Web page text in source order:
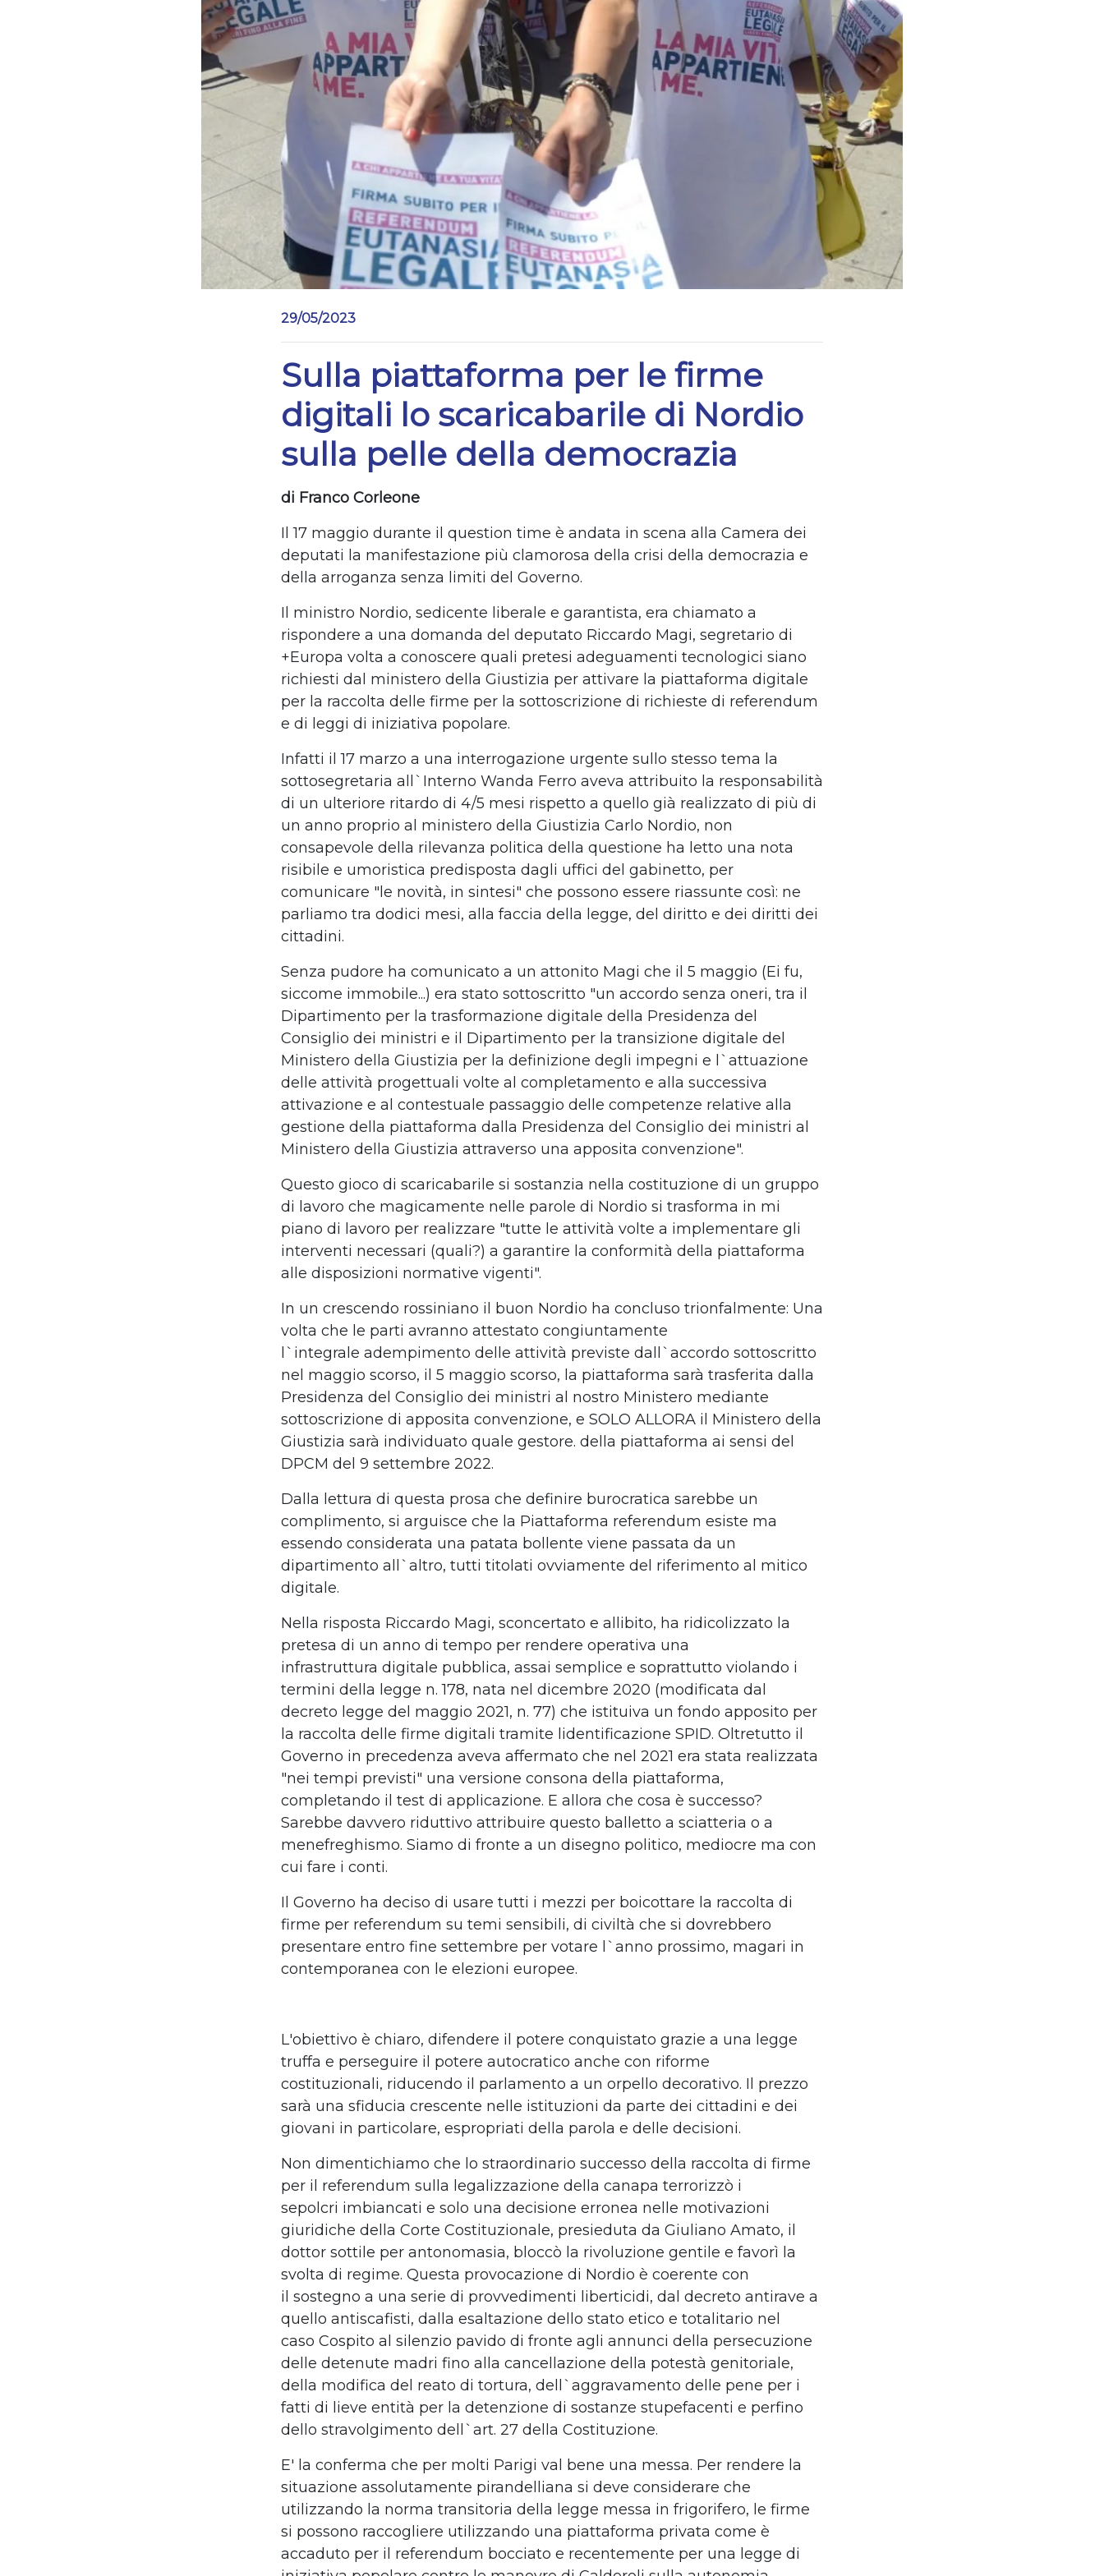
29/05/2023
Sulla piattaforma per le firme
digitali lo scaricabarile di Nordio
sulla pelle della democrazia
di Franco Corleone
Il 17 maggio durante il question time è andata in scena alla Camera dei
deputati la manifestazione più clamorosa della crisi della democrazia e
della arroganza senza limiti del Governo.
Il ministro Nordio, sedicente liberale e garantista, era chiamato a
rispondere a una domanda del deputato Riccardo Magi, segretario di
+Europa volta a conoscere quali pretesi adeguamenti tecnologici siano
richiesti dal ministero della Giustizia per attivare la piattaforma digitale
per la raccolta delle firme per la sottoscrizione di richieste di referendum
e di leggi di iniziativa popolare.
Infatti il 17 marzo a una interrogazione urgente sullo stesso tema la
sottosegretaria all`Interno Wanda Ferro aveva attribuito la responsabilità
di un ulteriore ritardo di 4/5 mesi rispetto a quello già realizzato di più di
un anno proprio al ministero della Giustizia Carlo Nordio, non
consapevole della rilevanza politica della questione ha letto una nota
risibile e umoristica predisposta dagli uffici del gabinetto, per
comunicare "le novità, in sintesi" che possono essere riassunte così: ne
parliamo tra dodici mesi, alla faccia della legge, del diritto e dei diritti dei
cittadini.
Senza pudore ha comunicato a un attonito Magi che il 5 maggio (Ei fu,
siccome immobile...) era stato sottoscritto "un accordo senza oneri, tra il
Dipartimento per la trasformazione digitale della Presidenza del
Consiglio dei ministri e il Dipartimento per la transizione digitale del
Ministero della Giustizia per la definizione degli impegni e l`attuazione
delle attività progettuali volte al completamento e alla successiva
attivazione e al contestuale passaggio delle competenze relative alla
gestione della piattaforma dalla Presidenza del Consiglio dei ministri al
Ministero della Giustizia attraverso una apposita convenzione".
Questo gioco di scaricabarile si sostanzia nella costituzione di un gruppo
di lavoro che magicamente nelle parole di Nordio si trasforma in mi
piano di lavoro per realizzare "tutte le attività volte a implementare gli
interventi necessari (quali?) a garantire la conformità della piattaforma
alle disposizioni normative vigenti".
In un crescendo rossiniano il buon Nordio ha concluso trionfalmente: Una
volta che le parti avranno attestato congiuntamente
l`integrale adempimento delle attività previste dall`accordo sottoscritto
nel maggio scorso, il 5 maggio scorso, la piattaforma sarà trasferita dalla
Presidenza del Consiglio dei ministri al nostro Ministero mediante
sottoscrizione di apposita convenzione, e SOLO ALLORA il Ministero della
Giustizia sarà individuato quale gestore. della piattaforma ai sensi del
DPCM del 9 settembre 2022.
Dalla lettura di questa prosa che definire burocratica sarebbe un
complimento, si arguisce che la Piattaforma referendum esiste ma
essendo considerata una patata bollente viene passata da un
dipartimento all`altro, tutti titolati ovviamente del riferimento al mitico
digitale.
Nella risposta Riccardo Magi, sconcertato e allibito, ha ridicolizzato la
pretesa di un anno di tempo per rendere operativa una
infrastruttura digitale pubblica, assai semplice e soprattutto violando i
termini della legge n. 178, nata nel dicembre 2020 (modificata dal
decreto legge del maggio 2021, n. 77) che istituiva un fondo apposito per
la raccolta delle firme digitali tramite lidentificazione SPID. Oltretutto il
Governo in precedenza aveva affermato che nel 2021 era stata realizzata
"nei tempi previsti" una versione consona della piattaforma,
completando il test di applicazione. E allora che cosa è successo?
Sarebbe davvero riduttivo attribuire questo balletto a sciatteria o a
menefreghismo. Siamo di fronte a un disegno politico, mediocre ma con
cui fare i conti.
Il Governo ha deciso di usare tutti i mezzi per boicottare la raccolta di
firme per referendum su temi sensibili, di civiltà che si dovrebbero
presentare entro fine settembre per votare l`anno prossimo, magari in
contemporanea con le elezioni europee.
L'obiettivo è chiaro, difendere il potere conquistato grazie a una legge
truffa e perseguire il potere autocratico anche con riforme
costituzionali, riducendo il parlamento a un orpello decorativo. Il prezzo
sarà una sfiducia crescente nelle istituzioni da parte dei cittadini e dei
giovani in particolare, espropriati della parola e delle decisioni.
Non dimentichiamo che lo straordinario successo della raccolta di firme
per il referendum sulla legalizzazione della canapa terrorizzò i
sepolcri imbiancati e solo una decisione erronea nelle motivazioni
giuridiche della Corte Costituzionale, presieduta da Giuliano Amato, il
dottor sottile per antonomasia, bloccò la rivoluzione gentile e favorì la
svolta di regime. Questa provocazione di Nordio è coerente con
il sostegno a una serie di provvedimenti liberticidi, dal decreto antirave a
quello antiscafisti, dalla esaltazione dello stato etico e totalitario nel
caso Cospito al silenzio pavido di fronte agli annunci della persecuzione
delle detenute madri fino alla cancellazione della potestà genitoriale,
della modifica del reato di tortura, dell`aggravamento delle pene per i
fatti di lieve entità per la detenzione di sostanze stupefacenti e perfino
dello stravolgimento dell`art. 27 della Costituzione.
E' la conferma che per molti Parigi val bene una messa. Per rendere la
situazione assolutamente pirandelliana si deve considerare che
utilizzando la norma transitoria della legge messa in frigorifero, le firme
si possono raccogliere utilizzando una piattaforma privata come è
accaduto per il referendum bocciato e recentemente per una legge di